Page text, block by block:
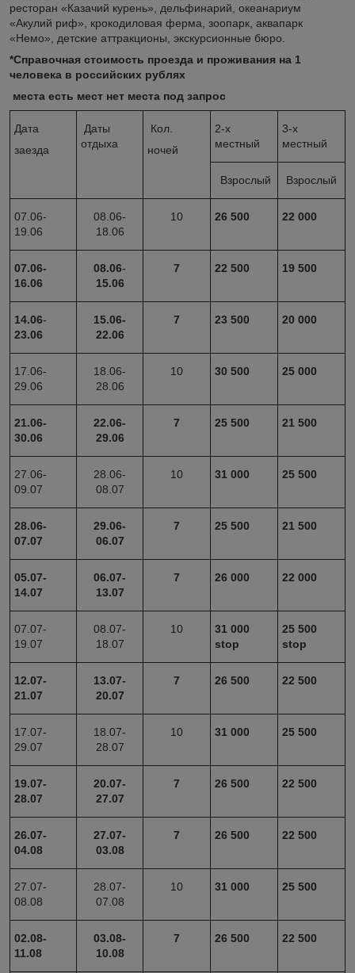
ресторан «Казачий курень», дельфинарий, океанариум
«Акулий риф», крокодиловая ферма, зоопарк, аквапарк
«Немо», детские аттракционы, экскурсионные бюро.
*Справочная стоимость проезда и проживания на 1
человека в российских рублях
места есть мест нет места под запрос
Дата
заезда
Даты
отдыха
Кол.
ночей
2-х
местный
3-х
местный
Взрослый Взрослый
07.06-
19.06
08.06-
18.06
10 26 500 22 000
07.06-
16.06
08.06-
15.06
7 22 500 19 500
14.06-
23.06
15.06-
22.06
7 23 500 20 000
17.06-
29.06
18.06-
28.06
10 30 500 25 000
21.06-
30.06
22.06-
29.06
7 25 500 21 500
27.06-
09.07
28.06-
08.07
10 31 000 25 500
28.06-
07.07
29.06-
06.07
7 25 500 21 500
05.07-
14.07
06.07-
13.07
7 26 000 22 000
07.07-
19.07
08.07-
18.07
10
31 000
stop
25 500
stop
12.07-
21.07
13.07-
20.07
7 26 500 22 500
17.07-
29.07
18.07-
28.07
10 31 000 25 500
19.07-
28.07
20.07-
27.07
7 26 500 22 500
26.07-
04.08
27.07-
03.08
7 26 500 22 500
27.07-
08.08
28.07-
07.08
10 31 000 25 500
02.08-
11.08
03.08-
10.08
7 26 500 22 500